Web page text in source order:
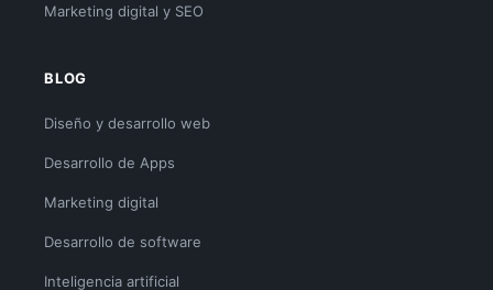
Marketing digital y SEO
BLOG
Diseño y desarrollo web
Desarrollo de Apps
Marketing digital
Desarrollo de software
Inteligencia artificial